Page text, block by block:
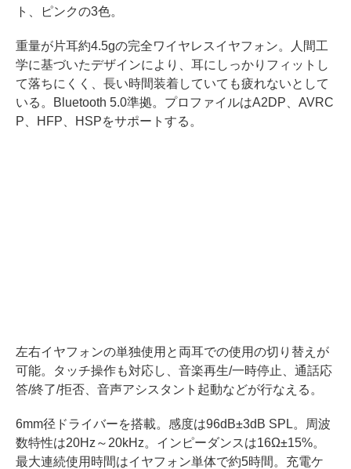
ト、ピンクの3色。
重量が片耳約4.5gの完全ワイヤレスイヤフォン。人間工
学に基づいたデザインにより、耳にしっかりフィットし
て落ちにくく、長い時間装着していても疲れないとして
いる。Bluetooth 5.0準拠。プロファイルはA2DP、AVRC
P、HFP、HSPをサポートする。
左右イヤフォンの単独使用と両耳での使用の切り替えが
可能。タッチ操作も対応し、音楽再生/一時停止、通話応
答/終了/拒否、音声アシスタント起動などが行なえる。
6mm径ドライバーを搭載。感度は96dB±3dB SPL。周波
数特性は20Hz～20kHz。インピーダンスは16Ω±15%。
最大連続使用時間はイヤフォン単体で約5時間。充電ケ